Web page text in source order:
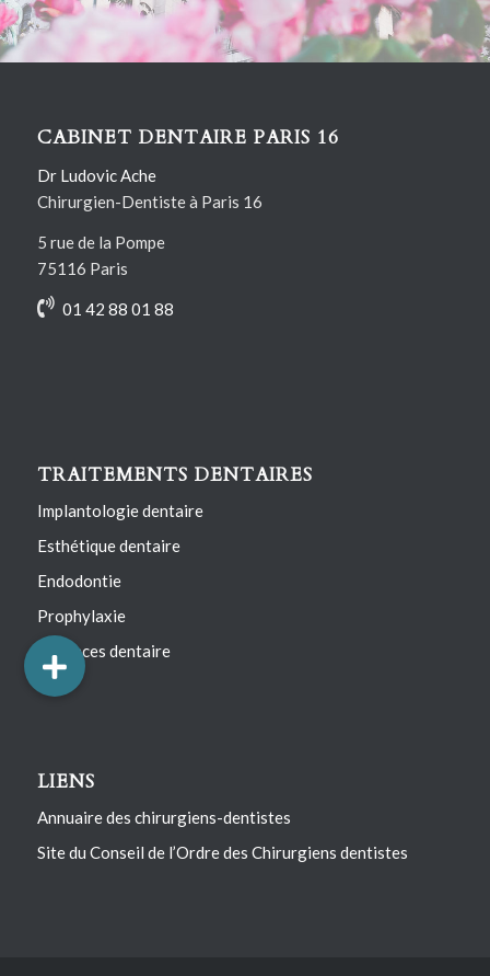
CABINET DENTAIRE PARIS 16
Dr Ludovic Ache
Chirurgien-Dentiste à Paris 16
5 rue de la Pompe
75116 Paris
01 42 88 01 88
Contactez-nous
TRAITEMENTS DENTAIRES
Implantologie dentaire
Esthétique dentaire
Endodontie
Prophylaxie
Urgences dentaire
LIENS
Annuaire des chirurgiens-dentistes
Site du Conseil de l’Ordre des Chirurgiens dentistes